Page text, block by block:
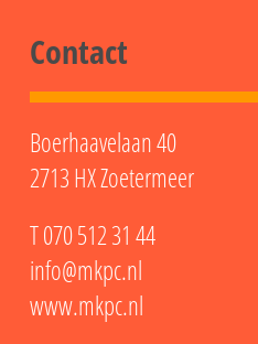
Contact
Boerhaavelaan 40
2713 HX Zoetermeer
T070 512 31 44
info@mkpc.nl
www.mkpc.nl